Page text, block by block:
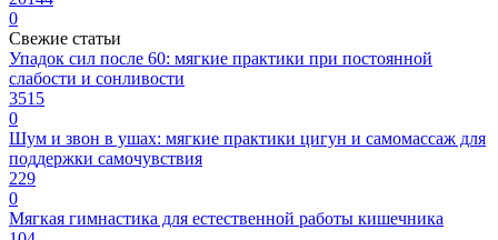
0
Свежие статьи
Упадок сил после 60: мягкие практики при постоянной
слабости и сонливости
3515
0
Шум и звон в ушах: мягкие практики цигун и самомассаж для
поддержки самочувствия
229
0
Мягкая гимнастика для естественной работы кишечника